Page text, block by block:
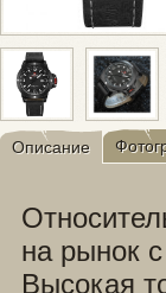
Описание
на рынок
Высокая